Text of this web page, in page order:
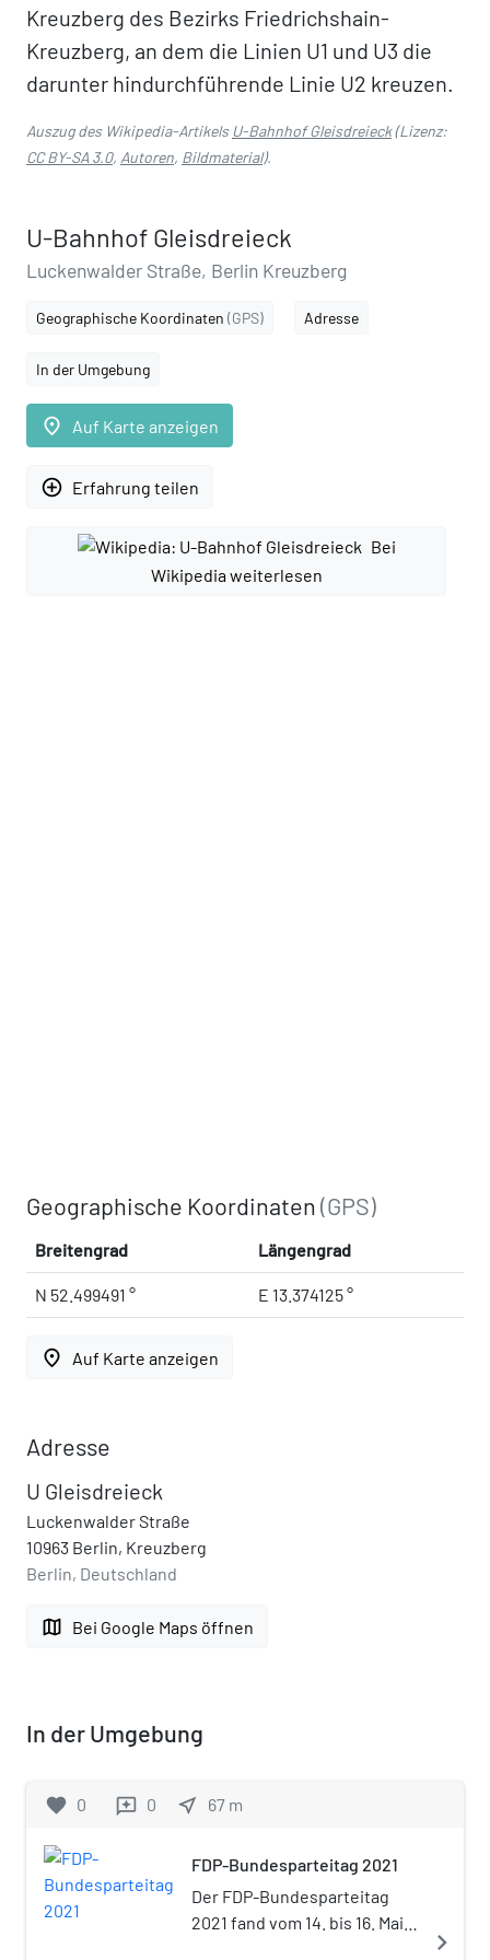
Kreuzberg des Bezirks Friedrichshain-
Kreuzberg, an dem die Linien U1 und U3 die
darunter hindurchführende Linie U2 kreuzen.
Auszug des Wikipedia-Artikels U-Bahnhof Gleisdreieck(Lizenz:
CC BY-SA 3.0, Autoren, Bildmaterial).
U-Bahnhof Gleisdreieck
Luckenwalder Straße, Berlin Kreuzberg
Geographische Koordinaten (GPS) Adresse
In der Umgebung
place Auf Karte anzeigen
add_circle_outline Erfahrung teilen
Bei
Wikipedia weiterlesen
Geographische Koordinaten(GPS)
Breitengrad Längengrad
N 52.499491 ° E 13.374125 °
place Auf Karte anzeigen
Adresse
U Gleisdreieck
Luckenwalder Straße
10963 Berlin, Kreuzberg
Berlin, Deutschland
map Bei Google Maps öffnen
In der Umgebung
favorite 0 reviews 0 near_me 67 m
FDP-Bundesparteitag 2021
Der FDP-Bundesparteitag
2021 fand vom 14. bis 16. Mai
navigate_next